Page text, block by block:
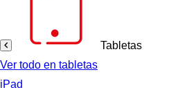
Tabletas
Ver todo en tabletas
iPad